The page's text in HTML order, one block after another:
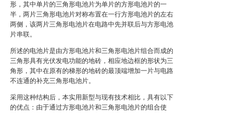
形，其中单片的三角形电池片为单片的方形电池片的一
半，两片三角形电池片对称布置在一行方形电池片的左右
两侧，该两片三角形电池片在电路中先并联后与方形电池
片串联。
所述的电池片是由方形电池片和三角形电池片组合而成的
三角形具有光伏发电功能的地砖，相应地边框的形状为三
角形，其中在原有的梯形的地砖的最顶端增加一片与电路
不连通的补充三角形电池片。
采用这种结构后，本实用新型与现有技术相比，具有以下
的优点：由于通过方形电池片和三角形电池片的组合使